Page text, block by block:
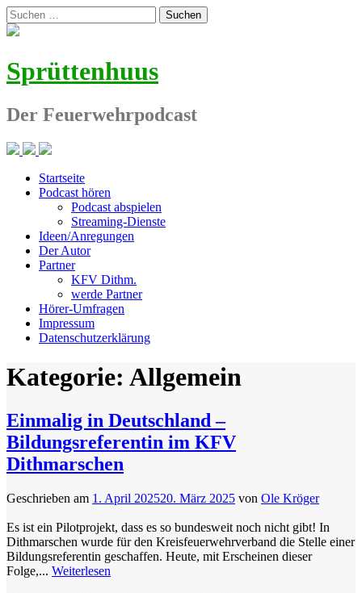
Zum
Inhalt
Suchen
nach:
Sprüttenhuus
Der Feuerwehrpodcast
Startseite
Podcast hören
Podcast abspielen
Streaming-Dienste
Ideen/Anregungen
Der Autor
Partner
KFV Dithm.
werde Partner
Hörer-Umfragen
Impressum
Datenschutzerklärung
Kategorie: Allgemein
Einmalig in Deutschland –
Bildungsreferentin im KFV
Dithmarschen
Geschrieben am 1. April 202520. März 2025 von Ole Kröger
Es ist ein Pilotprojekt, dass es so bundesweit noch nicht gibt! In
Dithmarschen wurde für den Kreisfeuerwehrverband die Stelle einer
Bildungsreferentin geschaffen. Heute, mit Erscheinen dieser
Folge,... Weiterlesen